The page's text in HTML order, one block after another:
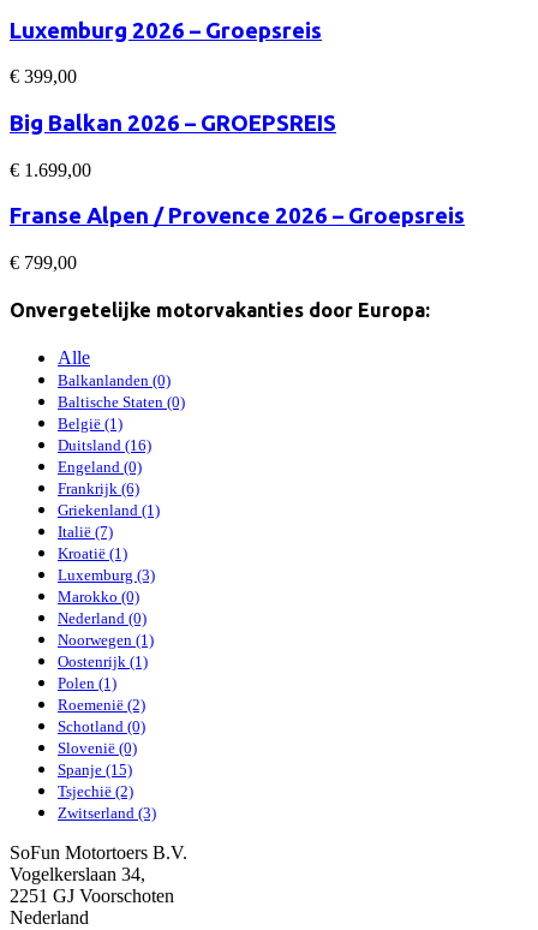
Luxemburg 2026 – Groepsreis
€ 399,00
Big Balkan 2026 – GROEPSREIS
€ 1.699,00
Franse Alpen / Provence 2026 – Groepsreis
€ 799,00
Onvergetelijke motorvakanties door Europa:
Alle
Balkanlanden (0)
Baltische Staten (0)
België (1)
Duitsland (16)
Engeland (0)
Frankrijk (6)
Griekenland (1)
Italië (7)
Kroatië (1)
Luxemburg (3)
Marokko (0)
Nederland (0)
Noorwegen (1)
Oostenrijk (1)
Polen (1)
Roemenië (2)
Schotland (0)
Slovenië (0)
Spanje (15)
Tsjechië (2)
Zwitserland (3)
SoFun Motortoers B.V.
Vogelkerslaan 34,
2251 GJ Voorschoten
Nederland